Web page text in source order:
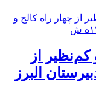
از
البرز